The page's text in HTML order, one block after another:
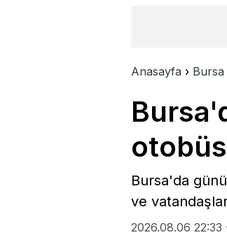
Anasayfa ›
Bursa'da
ve
2026.08.06